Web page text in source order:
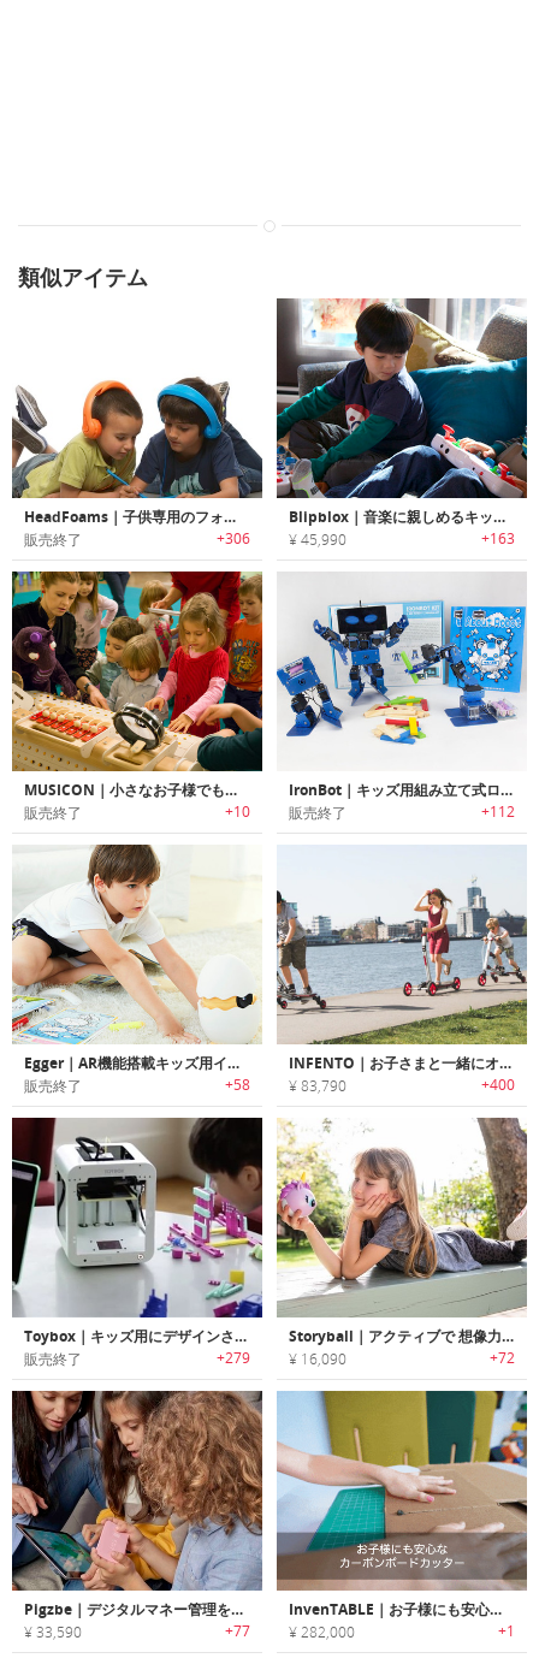
類似アイテム
HeadFoams｜子供専用のフォーム・ヘッドフォン
販売終了 +306
Blipblox｜音楽に親しめるキッズ用シンセサイザー「ブリップブロックス」
¥ 45,990 +163
MUSICON｜小さなお子様でも簡単に音楽を楽しめるクリエイティブな木製打楽器「ミュージコン」
販売終了 +10
IronBot｜キッズ用組み立て式ロボット「アイロンボット」
販売終了 +112
Egger｜AR機能搭載キッズ用インタラクティブ学習プロジェクター「エッガー」
販売終了 +58
INFENTO｜お子さまと一緒にオリジナルの乗り物が組み立て可能なビルドキット「インフェント」
¥ 83,790 +400
Toybox｜キッズ用にデザインされた3Dプリンター「トイボックス」
販売終了 +279
Storyball｜アクティブで 想像力に富んだ遊び方ができるキッズ用スマートトイ「ストーリーボール」
¥ 16,090 +72
Pigzbe｜デジタルマネー管理をお子様に教えられるファイナンシャル教育デバイス「ピッグズビー」
¥ 33,590 +77
InvenTABLE｜お子様にも安心なカーボンボードカッター
¥ 282,000 +1